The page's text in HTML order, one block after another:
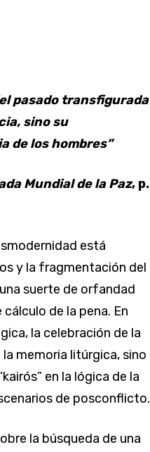
pasado transfigurada
sino su
de los hombres”
Mundial de la Paz, p.
está
y la fragmentación del
suerte de orfandad
de la pena. En
la celebración de la
memoria litúrgica, sino
en la lógica de la
de posconflicto.
la búsqueda de una